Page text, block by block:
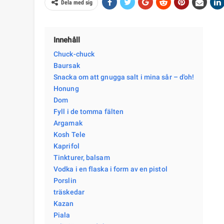
Dela med sig
Innehåll
Chuck-chuck
Baursak
Snacka om att gnugga salt i mina sår – d'oh!
Honung
Dom
Fyll i de tomma fälten
Argamak
Kosh Tele
Kaprifol
Tinkturer, balsam
Vodka i en flaska i form av en pistol
Porslin
träskedar
Kazan
Piala